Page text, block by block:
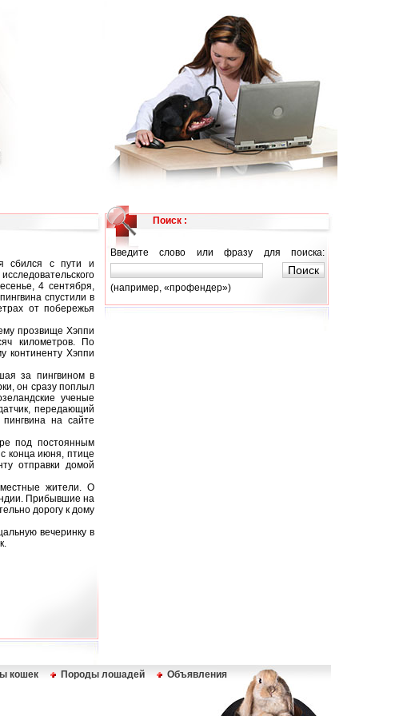
сбился с пути и
4 сентября,
спустили в
от побережья
прозвище Хэппи
километров. По
континенту Хэппи
за пингвином в
он сразу поплыл
ученые
передающий
на сайте
под постоянным
конца июня, птице
отправки домой
жители. О
Прибывшие на
дорогу к дому
вечеринку в
Поиск :
Введите слово или фразу для поиска:
(например, «профендер»)
кошек Породы лошадей
Объявления